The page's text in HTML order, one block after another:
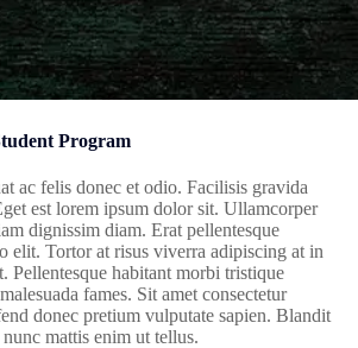
Program
ac felis donec et odio. Facilisis gravida
est lorem ipsum dolor sit. Ullamcorper
dignissim diam. Erat pellentesque
elit. Tortor at risus viverra adipiscing at in
Pellentesque habitant morbi tristique
fames. Sit amet consectetur
donec pretium vulputate sapien. Blandit
mattis enim ut tellus.